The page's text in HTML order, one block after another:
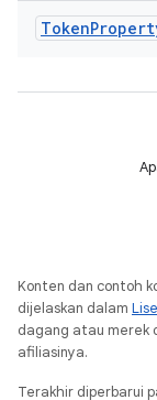
Token
Konten dan contoh
dijelaskan dalam
dagang atau
afiliasinya.
Terakhir diperbarui